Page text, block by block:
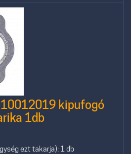
kipufogó
1db
ezt takarja): 1 db